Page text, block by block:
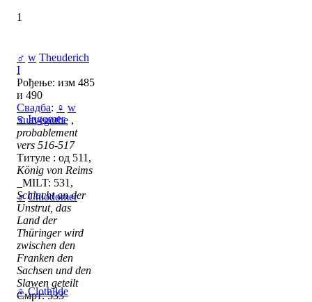
1
♂ w Theuderich
I
Рођење: изм 485
и 490
Свадба: ♀ w
Suavegothe ,
probablement
vers 516-517
Титуле : од 511,
König von Reims
_MILT: 531,
Schlacht an der
Unstrut, das
Land der
Thüringer wird
zwischen den
Franken den
Sachsen und den
Slawen geteilt
Смрт: 533
♂ Ingomer
♂ Chlodomer
♀ Clothilde